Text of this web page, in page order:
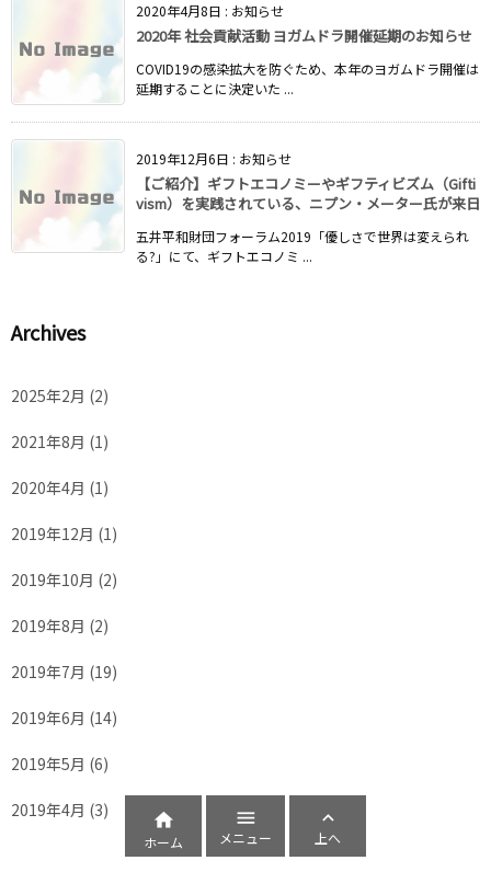
2020年4月8日 : お知らせ
2020年 社会貢献活動 ヨガムドラ開催延期のお知らせ
COVID19の感染拡大を防ぐため、本年のヨガムドラ開催は
延期することに決定いた ...
2019年12月6日 : お知らせ
【ご紹介】ギフトエコノミーやギフティビズム（Gifti
vism）を実践されている、ニプン・メーター氏が来日
五井平和財団フォーラム2019「優しさで世界は変えられ
る?」にて、ギフトエコノミ ...
Archives
2025年2月 (2)
2021年8月 (1)
2020年4月 (1)
2019年12月 (1)
2019年10月 (2)
2019年8月 (2)
2019年7月 (19)
2019年6月 (14)
2019年5月 (6)
2019年4月 (3) 
ホーム

メニュー

上へ